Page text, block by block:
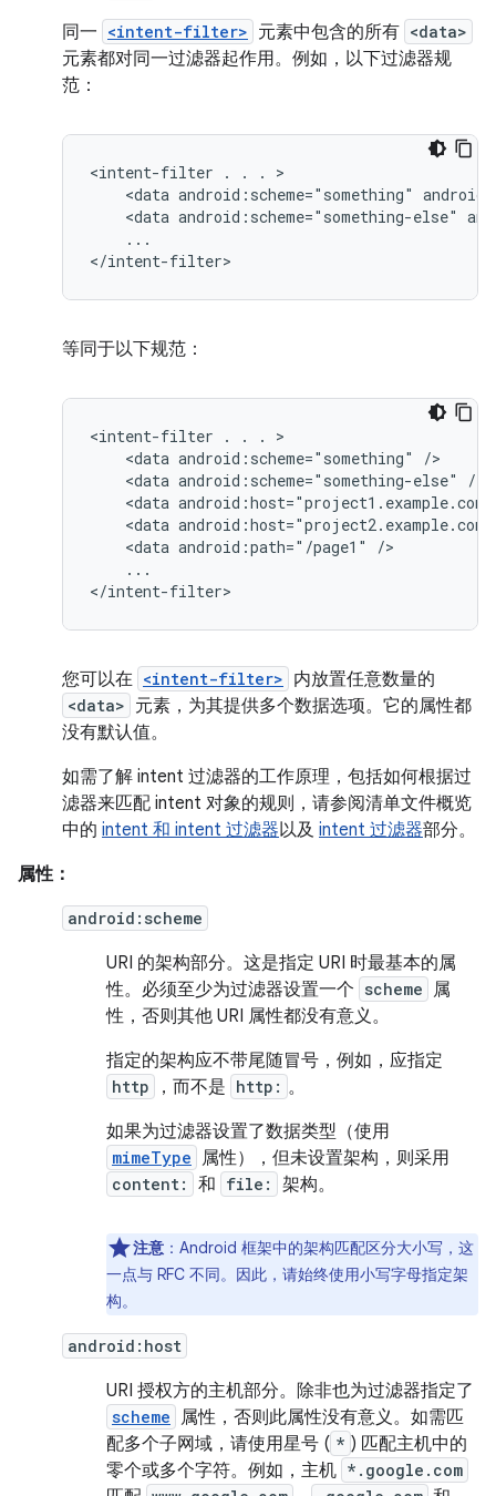
同一 <intent-filter> 元素中包含的所有 <data>
元素都对同一过滤器起作用。例如，以下过滤器规
范：
<intent-filter . . .
<data android:scheme="something"
<data android:scheme="something-else"
...
</intent-filter>
等同于以下规范：
<intent-filter . . .
<data android:scheme="something"
<data android:scheme="something-else"
<data android:host="project1.example.com"
<data android:host="project2.example.com"
<data android:path="/page1"
...
</intent-filter>
您可以在 <intent-filter> 内放置任意数量的
<data> 元素，为其提供多个数据选项。它的属性都
没有默认值。
如需了解 intent 过滤器的工作原理，包括如何根据过
滤器来匹配 intent 对象的规则，请参阅清单文件概览
中的 intent 和 intent 过滤器以及 intent 过滤器部分。
属性：
android:scheme
URI 的架构部分。这是指定 URI 时最基本的属
性。必须至少为过滤器设置一个 scheme 属
性，否则其他 URI 属性都没有意义。
指定的架构应不带尾随冒号，例如，应指定
http ，而不是 http: 。
如果为过滤器设置了数据类型（使用
mimeType 属性），但未设置架构，则采用
content: 和 file: 架构。
注意 ：Android 框架中的架构匹配区分大小写，这
一点与 RFC 不同。因此，请始终使用小写字母指定架
构。
android:host
URI 授权方的主机部分。除非也为过滤器指定了
scheme 属性，否则此属性没有意义。如需匹
配多个子网域，请使用星号 ( * ) 匹配主机中的
零个或多个字符。例如，主机 *.google.com